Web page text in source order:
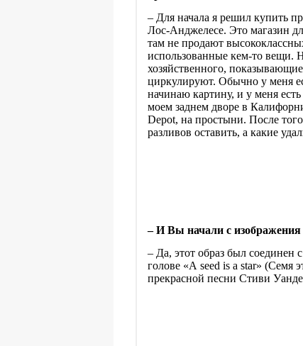
– Для начала я решил купить
Лос-Анджелесе. Это магазин
там не продают
использованные кем-то вещи.
хозяйственного,
циркулируют. Обычно у меня
начинаю картину, и у меня
моем заднем дворе в
Depot, на простыни. После
разливов оставить, а какие
–И Вы начали с изображения
– Да, этот образ был соединен
голове «A seed is a star» (Семя
прекрасной песни Стиви